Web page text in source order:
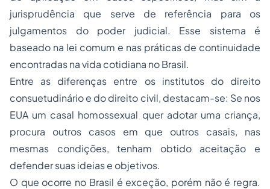
jurisprudência que serve de referência para os
julgamentos do poder judicial. Esse sistema é
baseado na lei comum e nas práticas de continuidade
encontradas na vida cotidiana no Brasil.
Entre as diferenças entre os institutos do direito
consuetudinário e do direito civil, destacam-se: Se nos
EUA um casal homossexual quer adotar uma criança,
procura outros casos em que outros casais, nas
mesmas condições, tenham obtido aceitação e
defender suas ideias e objetivos.
O que ocorre no Brasil é exceção, porém não é regra.